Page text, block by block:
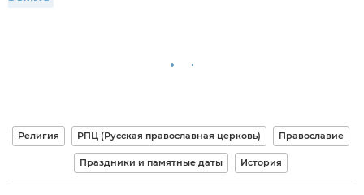
Религия РПЦ (Русская православная церковь) Православие
Праздники и памятные даты История